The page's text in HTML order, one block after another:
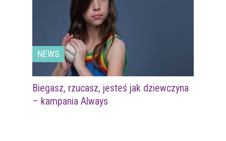
NEWS
Biegasz, rzucasz, jesteś jak dziewczyna
– kampania Always